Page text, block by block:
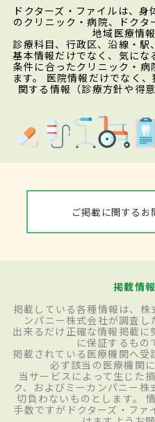
ドクターズ・ファイルは、
のクリニック・病院、ドク
地域医療情
診療科目、行政区、沿線・
基本情報だけでなく、気にな
条件に合ったクリニック・
ます。 医院情報だけでなく
関する情報（診療方針や得
ご掲載に関するお
掲載情
掲載している各種情報は、
ンパニー株式会社が調査し
出来るだけ正確な情報掲載
に保証するもの
掲載されている医療機関へ
必ず該当の医療機関
当サービスによって生じた
ク、およびミーカンパニー
切負わないものとします。
手数ですがドクターズ・フ